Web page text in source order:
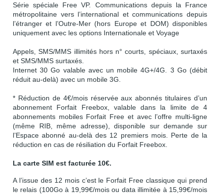
Série spéciale Free VP. Communications depuis la France
métropolitaine vers l’international et communications depuis
l’étranger et l’Outre-Mer (hors Europe et DOM) disponibles
uniquement avec les options Internationale et Voyage
Appels, SMS/MMS illimités hors n° courts, spéciaux, surtaxés
et SMS/MMS surtaxés.
Internet 30 Go valable avec un mobile 4G+/4G. 3 Go (débit
réduit au-delà) avec un mobile 3G.
* Réduction de 4€/mois réservée aux abonnés titulaires d’un
abonnement Forfait Freebox, valable dans la limite de 4
abonnements mobiles Forfait Free et avec l’offre multi-ligne
(même RIB, même adresse), disponible sur demande sur
l’Espace abonné au-delà des 12 premiers mois. Perte de la
réduction en cas de résiliation du Forfait Freebox.
La carte SIM est facturée 10€.
A l’issue des 12 mois c’est le Forfait Free classique qui prend
le relais (100Go à 19,99€/mois ou data illimitée à 15,99€/mois